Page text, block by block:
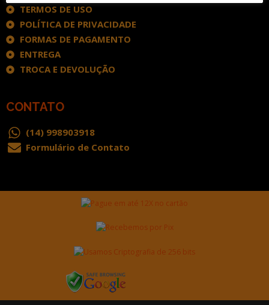
TERMOS DE USO
POLÍTICA DE PRIVACIDADE
FORMAS DE PAGAMENTO
ENTREGA
TROCA E DEVOLUÇÃO
CONTATO
(14) 998903918
Formulário de Contato